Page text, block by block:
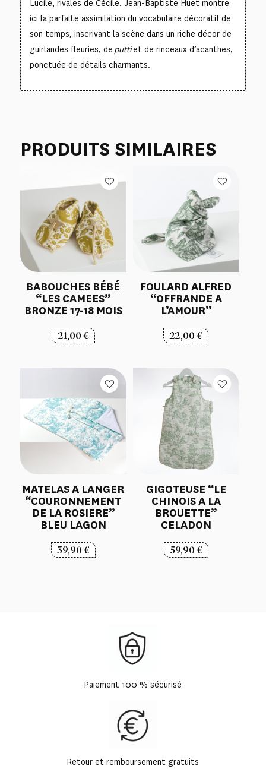
Lucile, rivales de Cécile. Jean-Baptiste Huet montre
ici la parfaite assimilation du vocabulaire décoratif de
son temps, inscrivant la scène dans un riche décor de
guirlandes fleuries, de puttiet de rinceaux d’acanthes,
ponctuée de détails charmants.
PRODUITS SIMILAIRES
BABOUCHES BÉBÉ
“LES CAMEES”
BRONZE 17-18 MOIS
21,00€
FOULARD ALFRED
“OFFRANDE A
L’AMOUR”
22,00€
MATELAS A LANGER
“COURONNEMENT
DE LA ROSIERE”
BLEU LAGON
39,90€
GIGOTEUSE “LE
CHINOIS A LA
BROUETTE”
CELADON
59,90€
Paiement 100 % sécurisé
Retour et remboursement gratuits